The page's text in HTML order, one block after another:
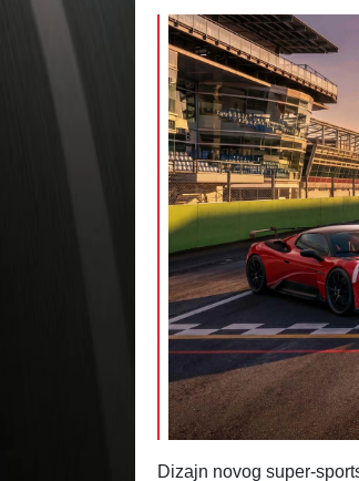
Dizajn novog super-